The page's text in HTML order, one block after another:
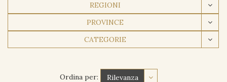
REGIONI
PROVINCE
CATEGORIE
Ordina per: Rilevanza